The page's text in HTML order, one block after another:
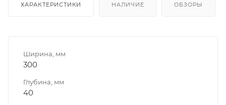
ХАРАКТЕРИСТИКИ НАЛИЧИЕ ОБЗОРЫ
Ширина, мм
300
Глубина, мм
40